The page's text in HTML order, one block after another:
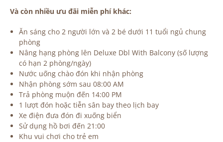
Và còn nhiều ưu đãi miễn phí khác:
Ăn sáng cho 2 người lớn và 2 bé dưới 11 tuổi ngủ chung
phòng
Nâng hạng phòng lên Deluxe Dbl With Balcony (số lượng
có hạn 2 phòng/ngày)
Nước uống chào đón khi nhận phòng
Nhận phòng sớm sau 08:00 AM
Trả phòng muộn đến 14:00 PM
1 lượt đón hoặc tiễn sân bay theo lịch bay
Xe điện đưa đón đi xuống biển
Sử dụng hồ bơi đến 21:00
Khu vui chơi cho trẻ em